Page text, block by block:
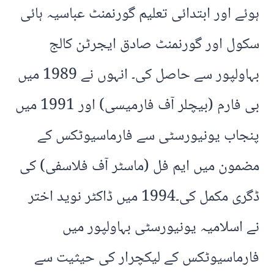
ہوئے اور ابتدائی تعلیم گورنمنٹ عباسیہ ہائی
سکول اور گورنمنٹ صادق ایجرٹن کالج
بہاولپور سے حاصل کی۔ انہوں نے 1989 میں
بی فارم (بیچلر آف فارمیسی) اور 1991 میں
پنجاب یونیورسٹی سے فارماسیوٹکس کے
مضمون میں ایم فل (ماسٹر آف فلاسفی) کی
ڈگری مکمل کی۔1994 میں ڈاکٹر نوید اختر
نے اسلامیہ یونیورسٹی بہاولپور میں
فارماسیوٹکس کے لیکچرار کی حیثیت سے